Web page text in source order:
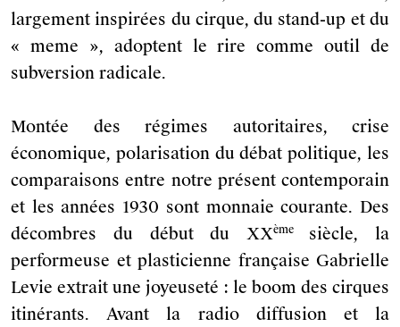
largement inspirées du cirque, du stand-up et du
« meme », adoptent le rire comme outil de
subversion radicale.
Montée des régimes autoritaires, crise
économique, polarisation du débat politique, les
comparaisons entre notre présent contemporain
et les années 1930 sont monnaie courante. Des
décombres du début du XXème siècle, la
performeuse et plasticienne française Gabrielle
Levie extrait une joyeuseté : le boom des cirques
itinérants. Avant la radio diffusion et la